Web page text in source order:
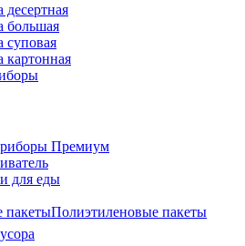
десертная
большая
суповая
картонная
Премиум
для еды
Полиэтиленовые пакеты